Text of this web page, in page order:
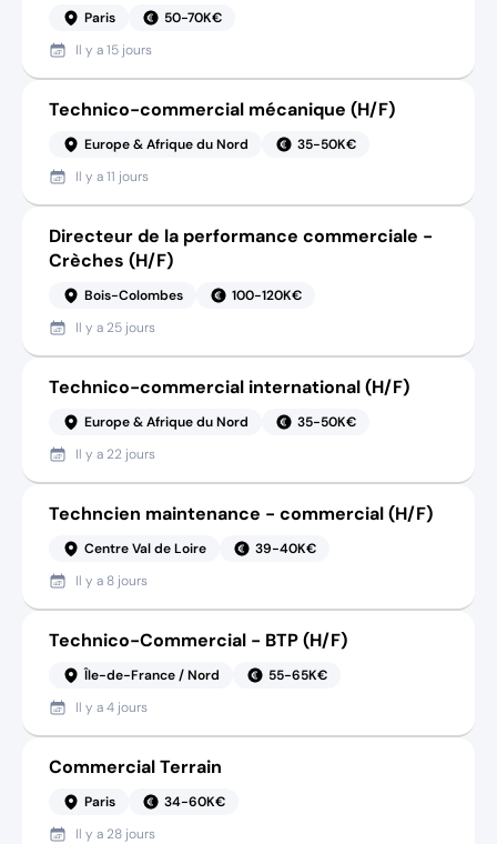
Paris
50-70K€
Il y a15 jours
Technico-commercial mécanique (H/F)
Europe & Afrique du Nord
35-50K€
Il y a11 jours
Directeur de la performance commerciale -
Crèches (H/F)
Bois-Colombes
100-120K€
Il y a 25 jours
Technico-commercial international (H/F)
Europe & Afrique du Nord
35-50K€
Il y a 22 jours
Techncien maintenance - commercial (H/F)
Centre Val de Loire
39-40K€
Il y a 8 jours
Technico-Commercial - BTP (H/F)
Île-de-France / Nord
55-65K€
Il y a4 jours
Commercial Terrain
Paris
34-60K€
Il y a 28 jours